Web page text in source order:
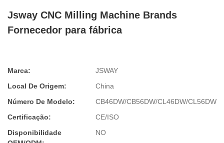
Jsway CNC Milling Machine Brands
Fornecedor para fábrica
Marca:
JSWAY
Local De Origem:
China
Número De Modelo:
CB46DW/CB56DW/CL46DW/CL56DW
Certificação:
CE/ISO
Disponibilidade
NO